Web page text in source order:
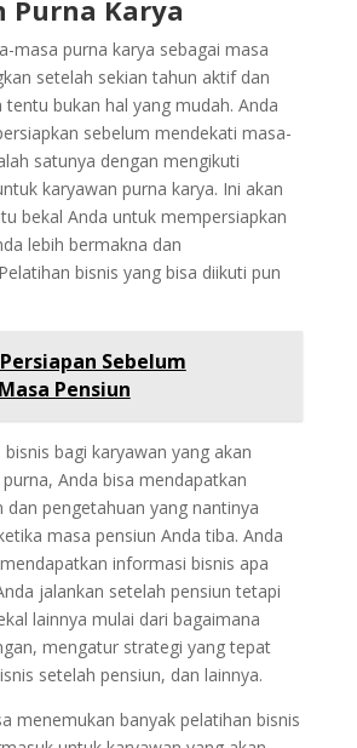
Purna Karya
masa purna karya sebagai masa
setelah sekian tahun aktif dan
bukan hal yang mudah. Anda
sebelum mendekati masa-
satunya dengan mengikuti
karyawan purna karya. Ini akan
bekal Anda untuk mempersiapkan
lebih bermakna dan
bisnis yang bisa diikuti pun
Persiapan Sebelum
Pensiun
bagi karyawan yang akan
Anda bisa mendapatkan
dan pengetahuan yang nantinya
masa pensiun Anda tiba. Anda
informasi bisnis apa
jalankan setelah pensiun tetapi
lainnya mulai dari bagaimana
mengatur strategi yang tepat
setelah pensiun, dan lainnya.
menemukan banyak pelatihan bisnis